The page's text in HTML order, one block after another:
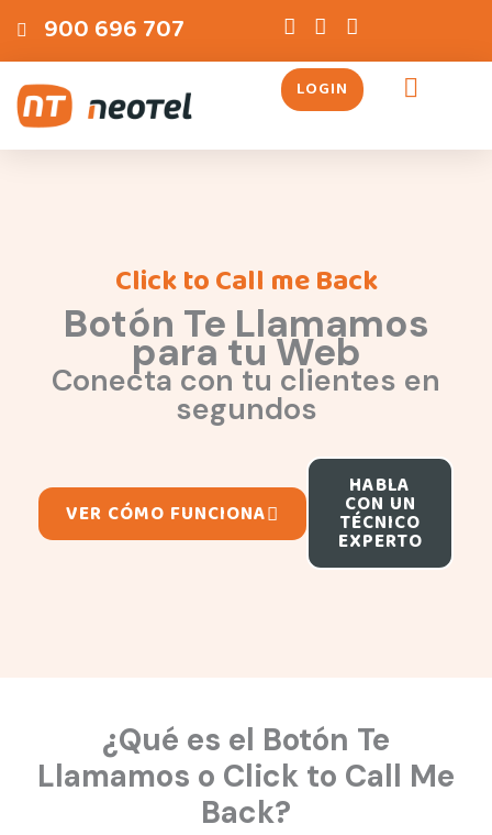
900 696 707
LOGIN
Click to Call me Back
Botón Te Llamamos
para tu Web
Conecta con tu clientes en
segundos
VER CÓMO FUNCIONA
HABLA
CON UN
TÉCNICO
EXPERTO
¿Qué es el Botón Te
Llamamos o Click to Call Me
Back?